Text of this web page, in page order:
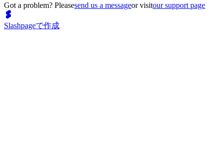
Got a problem? Pleasesend us a messageor visitour support page
Slashpageで作成